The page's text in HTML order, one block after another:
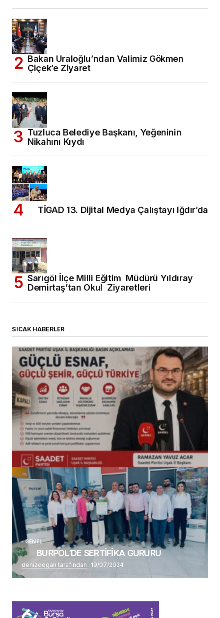
Bakan Uraloğlu’ndan Valimiz Gökmen
Çiçek’e Ziyaret
Tuzluca Belediye Başkanı, Yeğeninin
Nikahını Kıydı
TİGAD 13. Dijital Medya Çalıştayı Iğdır’da
Sarıgöl İlçe Milli Eğitim Müdürü Yıldıray
Demirtaş’tan Okul Ziyaretleri
SICAK HABERLER
(başlıksız)
Alaattin Karahan tarafından 14/07/2026
GENEL
BURPOL’DE SERTİFİKA GURURU
denizdogan tarafından 19/07/2024